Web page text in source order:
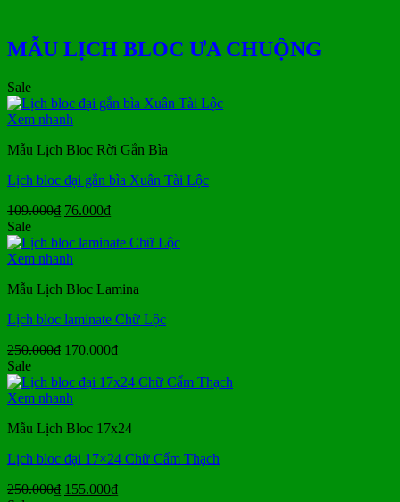
MẪU LỊCH BLOC ƯA CHUỘNG
Sale
Xem nhanh
Mẫu Lịch Bloc Rời Gắn Bìa
Lịch bloc đại gắn bìa Xuân Tài Lộc
109.000₫ Giá
là:
109.000₫.
76.000₫Giá
tại
Sale
Xem nhanh
Mẫu Lịch Bloc Lamina
Lịch bloc laminate Chữ Lộc
250.000₫ Giá
là:
250.000₫.
170.000₫Giá
tại
Sale
Xem nhanh
Mẫu Lịch Bloc 17x24
Lịch bloc đại 17×24 Chữ Cẩm Thạch
250.000₫ Giá
155.000₫Giá